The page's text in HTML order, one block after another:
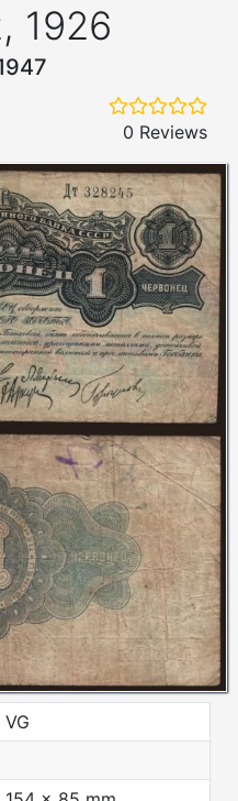
1926
0 Reviews
VG